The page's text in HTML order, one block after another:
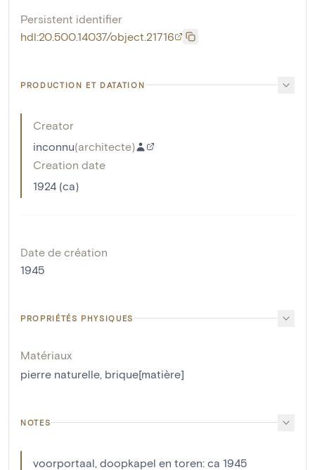
Persistent identifier
hdl:20.500.14037/object.21716
PRODUCTION ET DATATION
Creator
inconnu(architecte)
Creation date
1924 (ca)
Date de création
1945
PROPRIÉTÉS PHYSIQUES
Matériaux
pierre naturelle, brique[matière]
NOTES
voorportaal, doopkapel en toren: ca 1945